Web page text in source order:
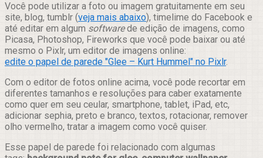
Você pode utilizar a foto ou imagem gratuitamente em seu
site, blog, tumblr (veja mais abaixo), timelime do Facebook e
até editar em algum softwarede edição de imagens, como
Picasa, Photoshop, Fireworks que você pode baixar ou até
mesmo o Pixlr, um editor de imagens online:
edite o papel de parede "Glee – Kurt Hummel" no Pixlr.
Com o editor de fotos online acima, você pode recortar em
diferentes tamanhos e resoluções para caber exatamente
como quer em seu ceular, smartphone, tablet, iPad, etc,
adicionar sephia, preto e branco, textos, rotacionar, remover
olho vermelho, tratar a imagem como você quiser.
Esse papel de parede foi relacionado com algumas